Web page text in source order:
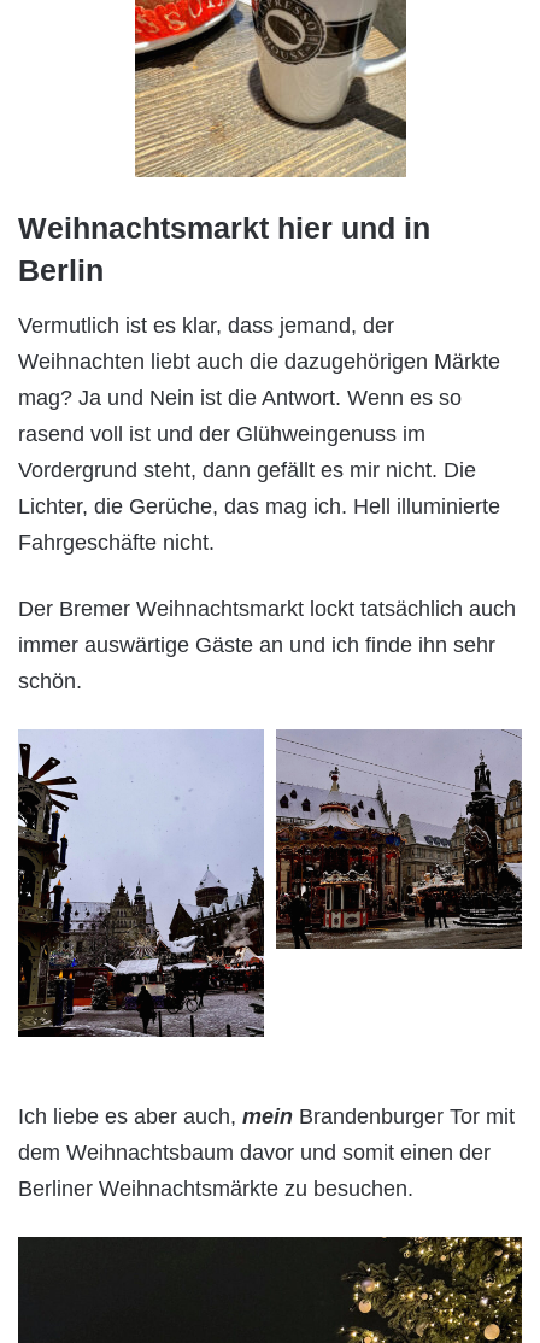
Weihnachtsmarkt hier und in
Berlin
Vermutlich ist es klar, dass jemand, der
Weihnachten liebt auch die dazugehörigen Märkte
mag? Ja und Nein ist die Antwort. Wenn es so
rasend voll ist und der Glühweingenuss im
Vordergrund steht, dann gefällt es mir nicht. Die
Lichter, die Gerüche, das mag ich. Hell illuminierte
Fahrgeschäfte nicht.
Der Bremer Weihnachtsmarkt lockt tatsächlich auch
immer auswärtige Gäste an und ich finde ihn sehr
schön.
Ich liebe es aber auch, mein Brandenburger Tor mit
dem Weihnachtsbaum davor und somit einen der
Berliner Weihnachtsmärkte zu besuchen.